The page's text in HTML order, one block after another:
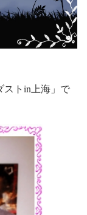
ストin上海」で